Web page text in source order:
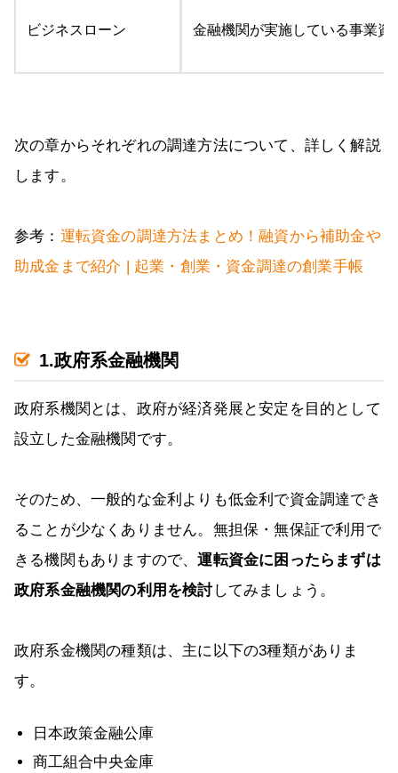
ビジネスローン 金融機関が実施している事業
次の章からそれぞれの調達方法について、詳しく解説
します。
参考： 運転資金の調達方法まとめ！融資から補助金や
助成金まで紹介 | 起業・創業・資金調達の創業手帳
1.政府系金融機関
政府系機関とは、政府が経済発展と安定を目的として
設立した金融機関です。
そのため、一般的な金利よりも低金利で資金調達でき
ることが少なくありません。無担保・無保証で利用で
きる機関もありますので、運転資金に困ったらまずは
政府系金融機関の利用を検討してみましょう。
政府系金機関の種類は、主に以下の3種類がありま
す。
日本政策金融公庫
商工組合中央金庫